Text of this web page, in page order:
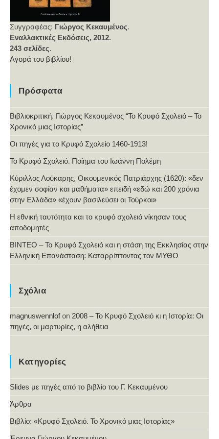
Συγγραφέας: Γιώργος Κεκαυμένος.
Εναλλακτικές Εκδόσεις, 2012.
243 σελίδες.
Αγορά του βιβλίου!
Πρόσφατα
Βιβλιοκριτική. Γιώργος Κεκαυμένος “Το Κρυφό Σχολειό – Το
Χρονικό μιας Ιστορίας”
Οι πηγές για το Κρυφό Σχολείο 1460-1913!
Το Κρυφό Σχολειό. Ποίημα του Ιωάννη Πολέμη
Κύριλλος Λούκαρης, Οικουμενικός Πατριάρχης (1620): «δεν
έχομεν σοφίαν και μαθήματα» επειδή «εδώ και 200 χρόνια
στην Ελλάδα» «έχουν βασιλεύσει οι Τούρκοι»
Η εθνική ταυτότητα και το κρυφό σχολειό νίκησαν τους
αποδομητές
ΒΙΝΤΕΟ – Το Κρυφό Σχολειό και η στάση της Εκκλησίας στην
Ελληνική Επανάσταση: Καταρρίπτοντας τον ΜΥΘΟ
Σχόλια
magnuswennlofon 2008 – Το Κρυφό Σχολειό κι η Ιστορία: Οι
πηγές, οι μαρτυρίες, η αλήθεια
Κατηγορίες
Slides με πηγές από το βιβλίο του Γ. Κεκαυμένου
Άρθρα
Βιβλίο: «Κρυφό Σχολειό. Το Χρονικό μιας Ιστορίας»